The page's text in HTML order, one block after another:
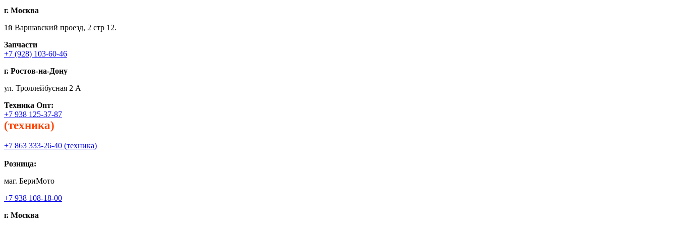
г. Москва
1й Варшавский проезд, 2 стр 12.
Запчасти
+7 (928) 103-60-46
г. Ростов-на-Дону
ул. Троллейбусная 2 А
Техника Опт:
+7 938 125-37-87
(техника)
+7 863 333-26-40 (техника)
Розница:
маг. БериМото
+7 938 108-18-00
г. Москва